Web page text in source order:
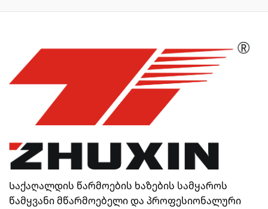
Საქაღალდის წარმოების ხაზების სამყაროს
წამყვანი მწარმოებელი და პროფესიონალური